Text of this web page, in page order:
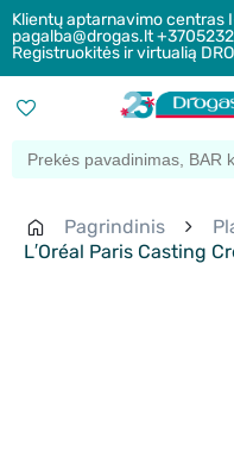
Klientų aptarnavimo centras
pagalba@drogas.lt
Registruokitės ir virtualią
Pagrindinis
L′Oréal Paris Casting